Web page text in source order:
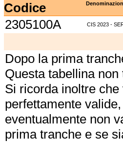
Codice
2305100A CIS 2023 -
Dopo la prima
Questa tabellina
Si ricorda inoltre
perfettamente
eventualmente non
prima tranche e se